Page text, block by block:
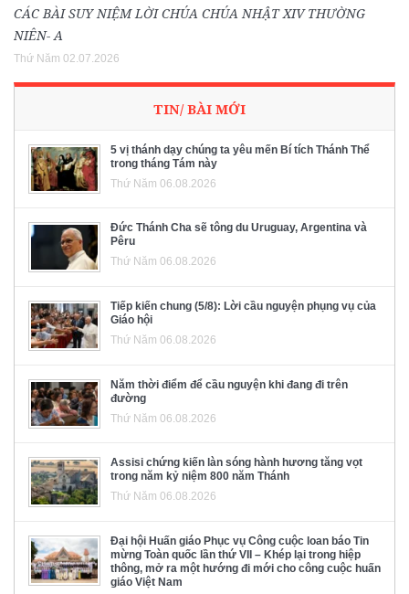
CÁC BÀI SUY NIỆM LỜI CHÚA CHÚA NHẬT XIV THƯỜNG
NIÊN- A
Thứ Năm 02.07.2026
TIN/ BÀI MỚI
5 vị thánh dạy chúng ta yêu mến Bí tích Thánh Thể
trong tháng Tám này
Thứ Năm 06.08.2026
Đức Thánh Cha sẽ tông du Uruguay, Argentina và
Pêru
Thứ Năm 06.08.2026
Tiếp kiến chung (5/8): Lời cầu nguyện phụng vụ của
Giáo hội
Thứ Năm 06.08.2026
Năm thời điểm để cầu nguyện khi đang đi trên
đường
Thứ Năm 06.08.2026
Assisi chứng kiến làn sóng hành hương tăng vọt
trong năm kỷ niệm 800 năm Thánh
Thứ Năm 06.08.2026
Đại hội Huấn giáo Phục vụ Công cuộc loan báo Tin
mừng Toàn quốc lần thứ VII – Khép lại trong hiệp
thông, mở ra một hướng đi mới cho công cuộc huấn
giáo Việt Nam